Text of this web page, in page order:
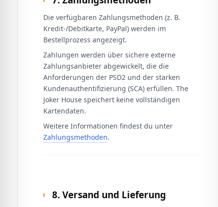
Die verfügbaren Zahlungsmethoden (z. B.
Kredit-/Debitkarte, PayPal) werden im
Bestellprozess angezeigt.
Zahlungen werden über sichere externe
Zahlungsanbieter abgewickelt, die die
Anforderungen der PSD2 und der starken
Kundenauthentifizierung (SCA) erfüllen. The
Joker House speichert keine vollständigen
Kartendaten.
Weitere Informationen findest du unter
Zahlungsmethoden.
8. Versand und Lieferung